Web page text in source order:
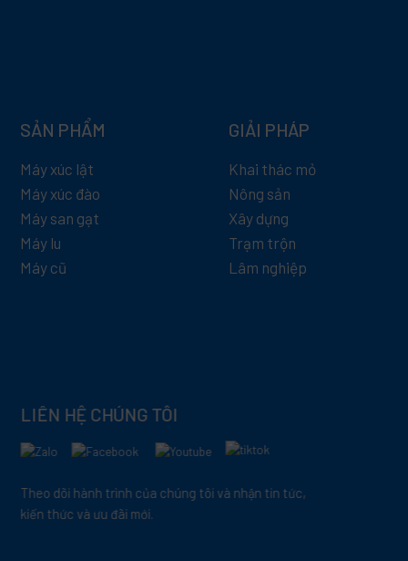
SẢN PHẨM
Máy xúc lật
Máy xúc đào
Máy san gạt
Máy lu
Máy cũ
GIẢI PHÁP
Khai thác mỏ
Nông sản
Xây dựng
Trạm trộn
Lâm nghiệp
LIÊN HỆ CHÚNG TÔI
Theo dõi hành trình của chúng tôi và nhận tin tức,
kiến thức và ưu đãi mới.